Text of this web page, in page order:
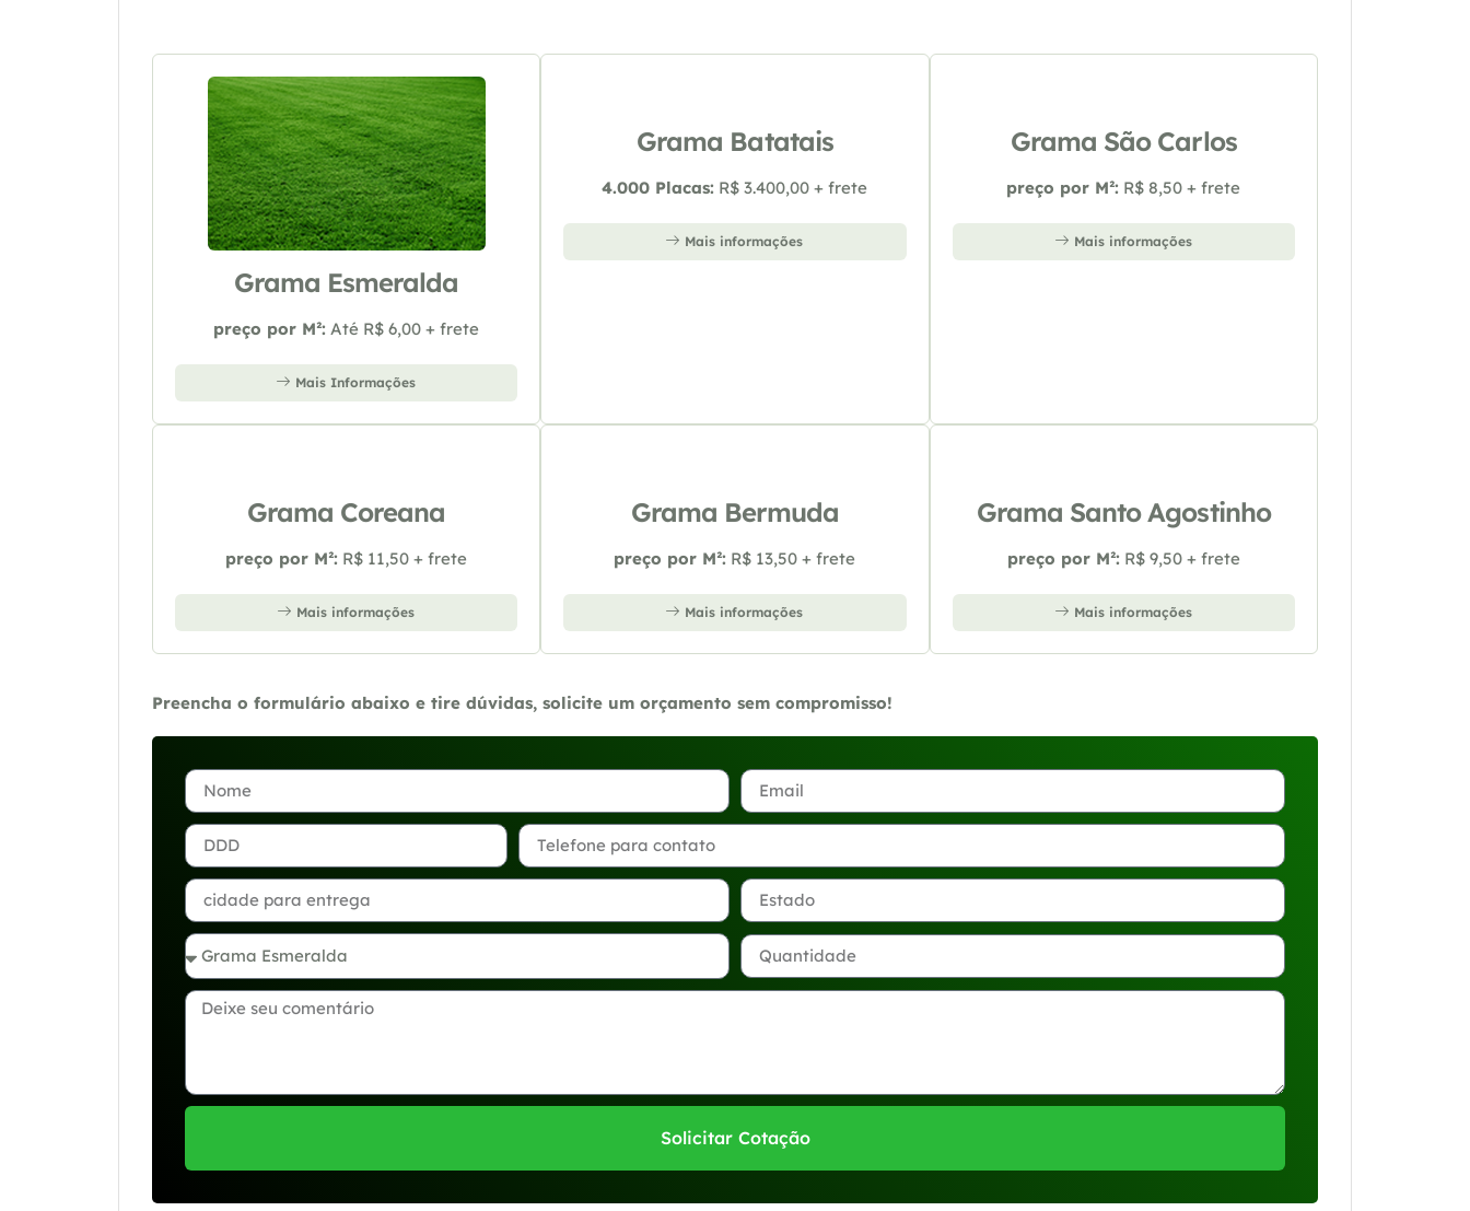
Grama Esmeralda
preço por M²: Até R$ 6,00 + frete
Mais Informações
Grama Batatais
4.000 Placas: R$ 3.400,00 + frete
Mais informações
Grama São Carlos
preço por M²: R$ 8,50 + frete
Mais informações
Grama Coreana
preço por M²: R$ 11,50 + frete
Mais informações
Grama Bermuda
preço por M²: R$ 13,50 + frete
Mais informações
Grama Santo Agostinho
preço por M²: R$ 9,50 + frete
Mais informações
Preencha o formulário abaixo e tire dúvidas, solicite um orçamento sem compromisso!
Solicitar Cotação